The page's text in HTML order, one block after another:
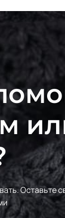
Оставьте